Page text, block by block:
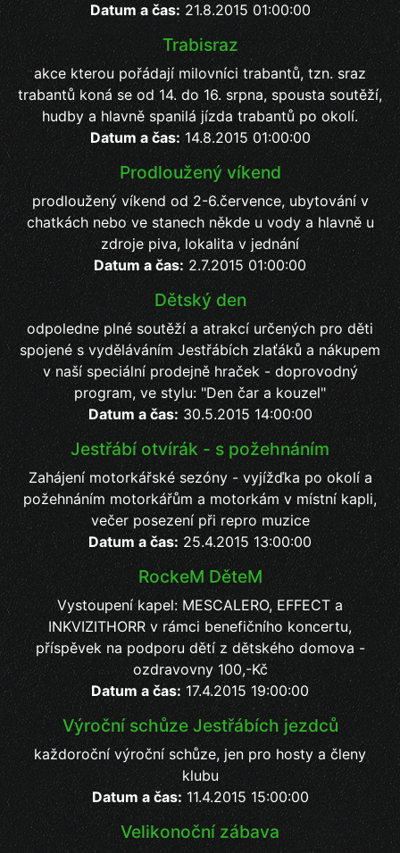
Datum a čas: 21.8.2015 01:00:00
Trabisraz
akce kterou pořádají milovníci trabantů, tzn. sraz
trabantů koná se od 14. do 16. srpna, spousta soutěží,
hudby a hlavně spanilá jízda trabantů po okolí.
Datum a čas: 14.8.2015 01:00:00
Prodloužený víkend
prodloužený víkend od 2-6.července, ubytování v
chatkách nebo ve stanech někde u vody a hlavně u
zdroje piva, lokalita v jednání
Datum a čas: 2.7.2015 01:00:00
Dětský den
odpoledne plné soutěží a atrakcí určených pro děti
spojené s vyděláváním Jestřábích zlaťáků a nákupem
v naší speciální prodejně hraček - doprovodný
program, ve stylu: "Den čar a kouzel"
Datum a čas: 30.5.2015 14:00:00
Jestřábí otvírák - s požehnáním
Zahájení motorkářské sezóny - vyjížďka po okolí a
požehnáním motorkářům a motorkám v místní kapli,
večer posezení při repro muzice
Datum a čas: 25.4.2015 13:00:00
RockeM DěteM
Vystoupení kapel: MESCALERO, EFFECT a
INKVIZITHORR v rámci benefičního koncertu,
příspěvek na podporu dětí z dětského domova -
ozdravovny 100,-Kč
Datum a čas: 17.4.2015 19:00:00
Výroční schůze Jestřábích jezdců
každoroční výroční schůze, jen pro hosty a členy
klubu
Datum a čas: 11.4.2015 15:00:00
Velikonoční zábava